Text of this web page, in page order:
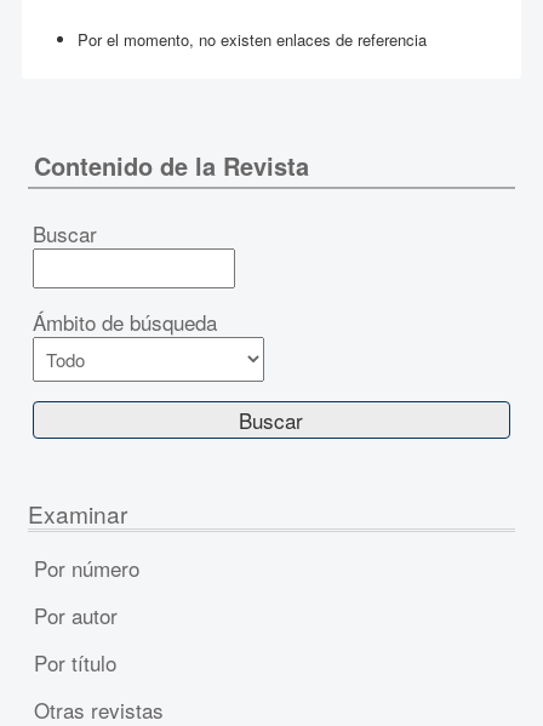
Por el momento, no existen enlaces de referencia
Contenido de la Revista
Buscar
Ámbito de búsqueda
Examinar
Por número
Por autor
Por título
Otras revistas